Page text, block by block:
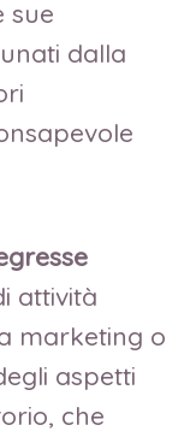
sue
dalla
attività
marketing o
aspetti
che